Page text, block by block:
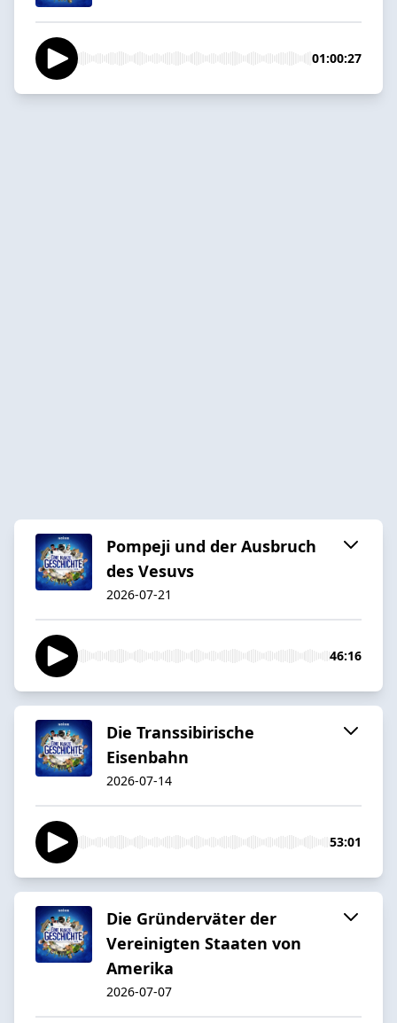
01:00:27
Pompeji und der Ausbruch
des Vesuvs
2026-07-21
46:16
Die Transsibirische
Eisenbahn
2026-07-14
53:01
Die Gründerväter der
Vereinigten Staaten von
Amerika
2026-07-07